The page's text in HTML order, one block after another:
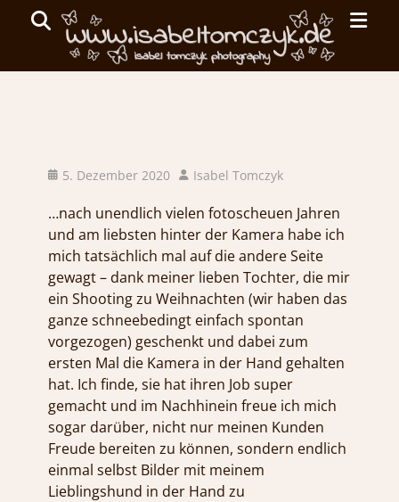
PHOTOGRAPHY
emotionale
Fotografie
Menu
Search
Posted
5. Dezember 2020 Author
Isabel Tomczyk
…nach unendlich vielen fotoscheuen Jahren
und am liebsten hinter der Kamera habe ich
mich tatsächlich mal auf die andere Seite
gewagt – dank meiner lieben Tochter, die mir
ein Shooting zu Weihnachten (wir haben das
ganze schneebedingt einfach spontan
vorgezogen) geschenkt und dabei zum
ersten Mal die Kamera in der Hand gehalten
hat. Ich finde, sie hat ihren Job super
gemacht und im Nachhinein freue ich mich
sogar darüber, nicht nur meinen Kunden
Freude bereiten zu können, sondern endlich
einmal selbst Bilder mit meinem
Lieblingshund in der Hand zu